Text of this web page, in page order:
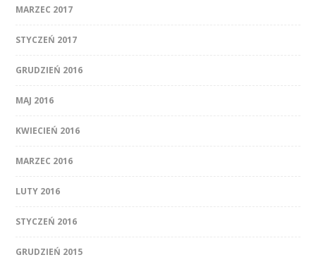
MARZEC 2017
STYCZEŃ 2017
GRUDZIEŃ 2016
MAJ 2016
KWIECIEŃ 2016
MARZEC 2016
LUTY 2016
STYCZEŃ 2016
GRUDZIEŃ 2015